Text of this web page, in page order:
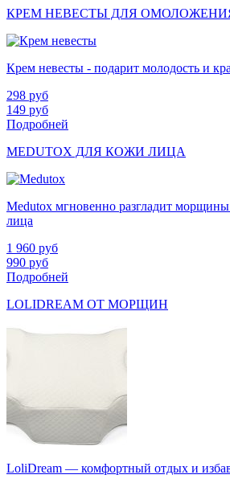
КРЕМ НЕВЕСТЫ ДЛЯ
Крем невесты - подарит молодость и
298 руб
149 руб
Подробней
MEDUTOX ДЛЯ КОЖИ ЛИЦА
Medutox мгновенно разгладит
лица
1 960 руб
990 руб
Подробней
LOLIDREAM ОТ МОРЩИН
LoliDream — комфортный отдых и